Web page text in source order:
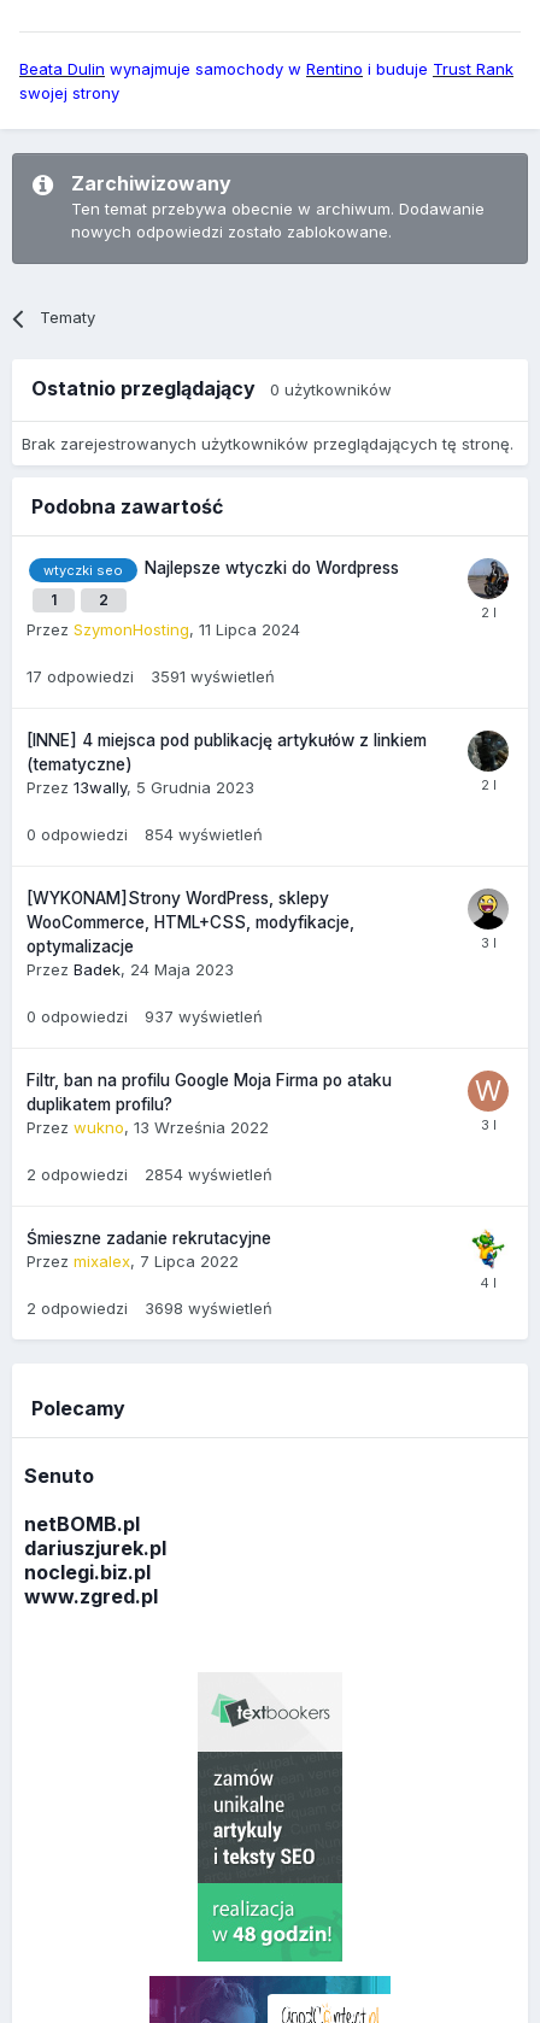
Beata Dulin wynajmuje samochody w Rentino i buduje Trust Rank
swojej strony
Zarchiwizowany
Ten temat przebywa obecnie w archiwum. Dodawanie
nowych odpowiedzi zostało zablokowane.
Tematy
Ostatnio przeglądający 0 użytkowników
Brak zarejestrowanych użytkowników przeglądających tę stronę.
Podobna zawartość
wtyczki seo Najlepsze wtyczki do Wordpress
1 2
Przez SzymonHosting, 11 Lipca 2024
17 odpowiedzi 3591 wyświetleń
[INNE] 4 miejsca pod publikację artykułów z linkiem
(tematyczne)
Przez 13wally, 5 Grudnia 2023
0 odpowiedzi 854 wyświetleń
[WYKONAM]Strony WordPress, sklepy
WooCommerce, HTML+CSS, modyfikacje,
optymalizacje
Przez Badek, 24 Maja 2023
0 odpowiedzi 937 wyświetleń
Filtr, ban na profilu Google Moja Firma po ataku
duplikatem profilu?
Przez wukno, 13 Września 2022
2 odpowiedzi 2854 wyświetleń
Śmieszne zadanie rekrutacyjne
Przez mixalex, 7 Lipca 2022
2 odpowiedzi 3698 wyświetleń
Polecamy
Senuto
netBOMB.pl
dariuszjurek.pl
noclegi.biz.pl
www.zgred.pl